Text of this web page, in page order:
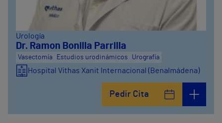
Urología
Dr. Ramon Bonilla Parrilla
Vasectomía Estudios urodinámicos Urografía
Hospital Vithas Xanit Internacional (Benalmádena)
Pedir Cita